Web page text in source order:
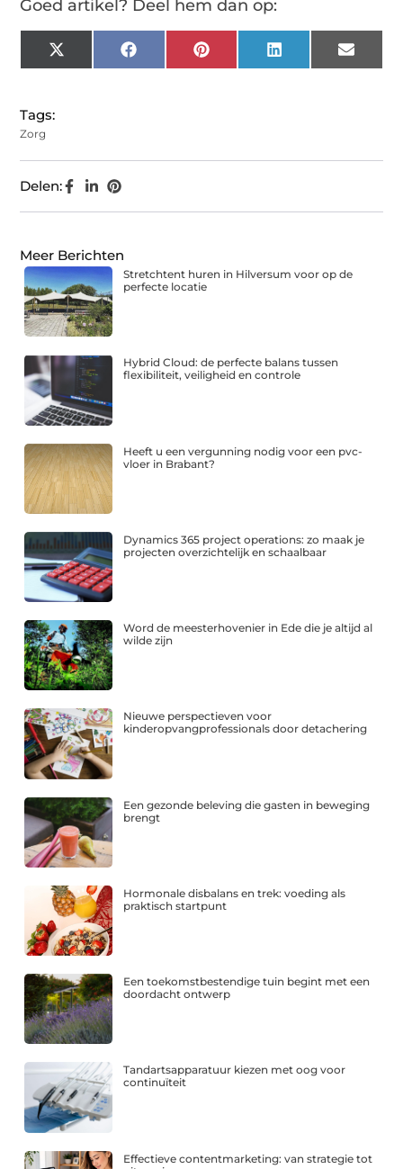
Goed artikel? Deel hem dan op:
X
(Twitter)
Facebook Pinterest LinkedIn Email
Tags:
Zorg
Delen:
Meer Berichten
Stretchtent huren in Hilversum voor op de
perfecte locatie
Hybrid Cloud: de perfecte balans tussen
flexibiliteit, veiligheid en controle
Heeft u een vergunning nodig voor een pvc-
vloer in Brabant?
Dynamics 365 project operations: zo maak je
projecten overzichtelijk en schaalbaar
Word de meesterhovenier in Ede die je altijd al
wilde zijn
Nieuwe perspectieven voor
kinderopvangprofessionals door detachering
Een gezonde beleving die gasten in beweging
brengt
Hormonale disbalans en trek: voeding als
praktisch startpunt
Een toekomstbestendige tuin begint met een
doordacht ontwerp
Tandartsapparatuur kiezen met oog voor
continuïteit
Effectieve contentmarketing: van strategie tot